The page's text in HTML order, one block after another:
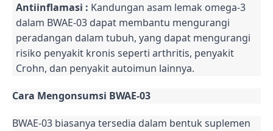
Antiinflamasi : Kandungan asam lemak omega-3
dalam BWAE-03 dapat membantu mengurangi
peradangan dalam tubuh, yang dapat mengurangi
risiko penyakit kronis seperti arthritis, penyakit
Crohn, dan penyakit autoimun lainnya.
Cara Mengonsumsi BWAE-03
BWAE-03 biasanya tersedia dalam bentuk suplemen